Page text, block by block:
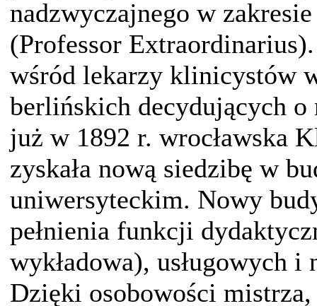
nadzwyczajnego w
(Professor
wśród lekarzy klinicystów
berlińskich decydujących
już w 1892 r. wrocławska
zyskała nową siedzibę w
uniwersyteckim. Nowy
pełnienia funkcji
wykładowa), usługowych
Dzięki osobowości